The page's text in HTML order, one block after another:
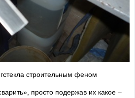
строительным феном
просто подержав их какое –